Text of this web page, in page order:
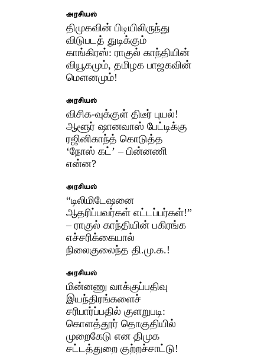
அரசியல்
திமுகவின் பிடியிலிருந்து
விடுபடத் துடிக்கும்
காங்கிரஸ்: ராகுல் காந்தியின்
வியூகமும், தமிழக பாஜகவின்
மௌனமும்!
அரசியல்
விசிக-வுக்குள் திடீர் புயல்!
ஆளூர் ஷானவாஸ் பேட்டிக்கு
ரஜினிகாந்த் கொடுத்த
‘நோஸ் கட்’ – பின்னணி
என்ன?
அரசியல்
“டிலிமிடேஷனை
ஆதரிப்பவர்கள் எட்டப்பர்கள்!”
– ராகுல் காந்தியின் பகிரங்க
எச்சரிக்கையால்
நிலைகுலைந்த தி.மு.க.!​
அரசியல்
மின்னணு வாக்குப்பதிவு
இயந்திரங்களைச்
சரிபார்ப்பதில் குளறுபடி:
கொளத்தூர் தொகுதியில்
முறைகேடு என திமுக
சட்டத்துறை குற்றச்சாட்டு!